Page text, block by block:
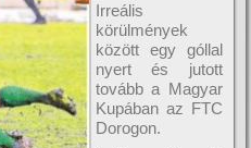
Irreális
körülmények
között egy góllal
nyert és jutott
tovább a Magyar
Kupában az FTC
Dorogon.